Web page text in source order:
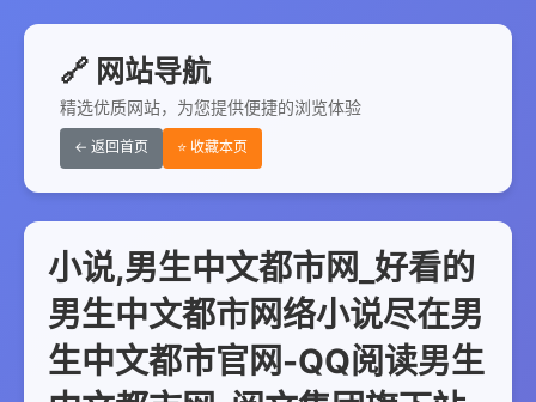
🔗 网站导航
精选优质网站，为您提供便捷的浏览体验
← 返回首页 ⭐ 收藏本页
小说,男生中文都市网_好看的
男生中文都市网络小说尽在男
生中文都市官网-QQ阅读男生